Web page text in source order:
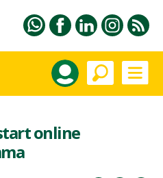
online